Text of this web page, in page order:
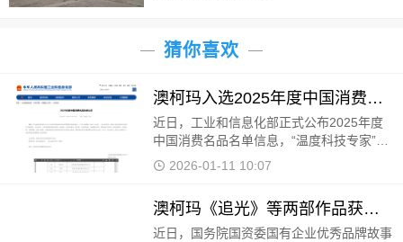
猜你喜欢
澳柯玛入选2025年度中国消费名品
近日，工业和信息化部正式公布2025年度
中国消费名品名单信息，“温度科技专家”澳
柯玛凭借卓越的产品品质、持续的创新能
2026-01-11 10:07
澳柯玛《追光》等两部作品获国有企业优秀品牌故事
近日，国务院国资委国有企业优秀品牌故事